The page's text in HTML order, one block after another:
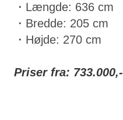
・Længde: 636 cm
・Bredde: 205 cm
・Højde: 270 cm
Priser fra: 733.000,-